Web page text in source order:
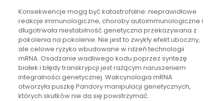
Konsekwencje mogą być katastrofalne: nieprawidłowe
reakcje immunologiczne, choroby autoimmunologiczne i
długotrwała niestabilność genetyczna przekazywana z
pokolenia na pokolenie. Nie jest to zwykły efekt uboczny,
ale celowe ryzyko wbudowane w rdzeń technologii
mRNA. Osadzanie wadliwego kodu poprzez syntezę
białek i błędy transkrypcji jest rażącym naruszeniem
integralności genetycznej. Wakcynologia mRNA
otworzyła puszkę Pandory manipulacji genetycznych,
których skutków nie da się powstrzymać.